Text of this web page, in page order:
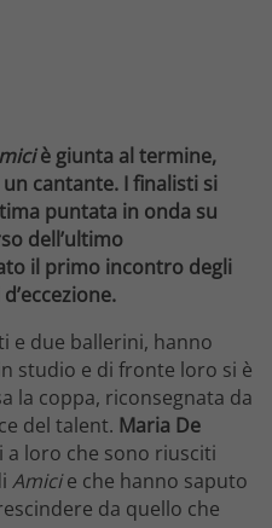
è giunta al termine,
cantante. I finalisti si
puntata in onda su
dell’ultimo
il primo incontro degli
e due ballerini, hanno
studio e di fronte loro si è
la coppa, riconsegnata da
del talent. Maria De
loro che sono riusciti
Amicie che hanno saputo
da quello che